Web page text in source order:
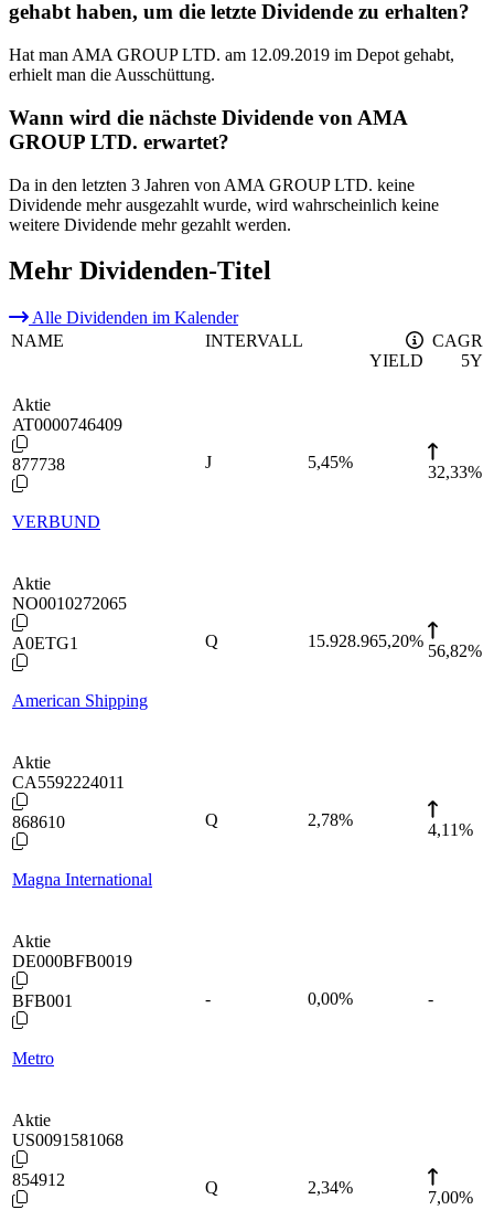
gehabt haben, um die letzte Dividende zu erhalten?
Hat man AMA GROUP LTD. am 12.09.2019 im Depot gehabt,
erhielt man die Ausschüttung.
Wann wird die nächste Dividende von AMA
GROUP LTD. erwartet?
Da in den letzten 3 Jahren von AMA GROUP LTD. keine
Dividende mehr ausgezahlt wurde, wird wahrscheinlich keine
weitere Dividende mehr gezahlt werden.
Mehr Dividenden-Titel
Alle Dividenden im Kalender
NAME
INTERVALL
YIELD
CAGR
5Y
Aktie
AT0000746409
877738
VERBUND
J 5,45%
32,33%
Aktie
NO0010272065
A0ETG1
American Shipping
Q 15.928.965,20%
56,82%
Aktie
CA5592224011
868610
Magna International
Q 2,78%
4,11%
Aktie
DE000BFB0019
BFB001
Metro
- 0,00% -
Aktie
US0091581068
854912 Q 2,34%
7,00%